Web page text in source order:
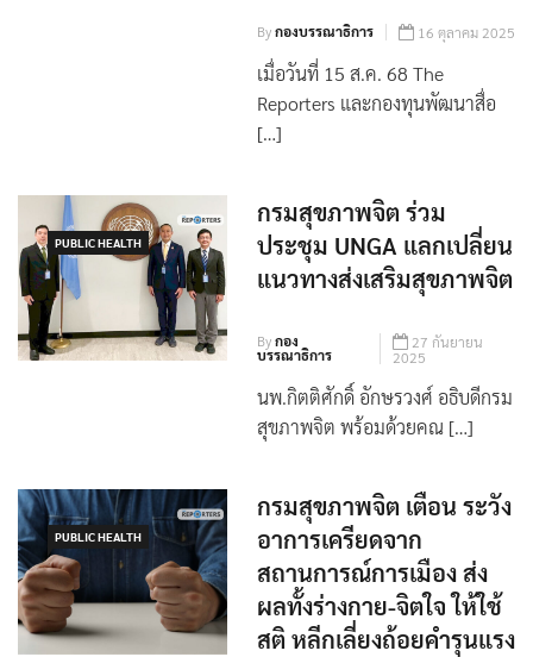
Byกองบรรณาธิการ 16 ตุลาคม 2025
เมื่อวันที่ 15 ส.ค. 68 The
Reporters และกองทุนพัฒนาสื่อ
[…]
PUBLIC HEALTH
กรมสุขภาพจิต ร่วม
ประชุม UNGA แลกเปลี่ยน
แนวทางส่งเสริมสุขภาพจิต
Byกอง
บรรณาธิการ
27 กันยายน
2025
นพ.กิตติศักดิ์ อักษรวงศ์ อธิบดีกรม
สุขภาพจิต พร้อมด้วยคณ […]
PUBLIC HEALTH
กรมสุขภาพจิต เตือน ระวัง
อาการเครียดจาก
สถานการณ์การเมือง ส่ง
ผลทั้งร่างกาย-จิตใจ ให้ใช้
สติ หลีกเลี่ยงถ้อยคำรุนแรง